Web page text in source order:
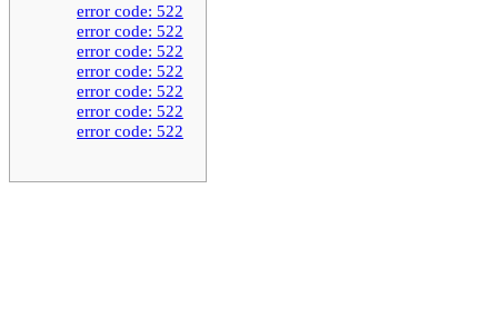
error code: 522
error code: 522
error code: 522
error code: 522
error code: 522
error code: 522
error code: 522